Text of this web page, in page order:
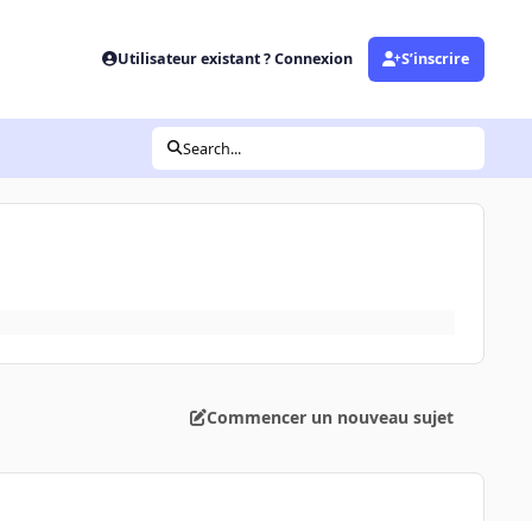
Utilisateur existant ? Connexion S’inscrire
Search...
Commencer un nouveau sujet